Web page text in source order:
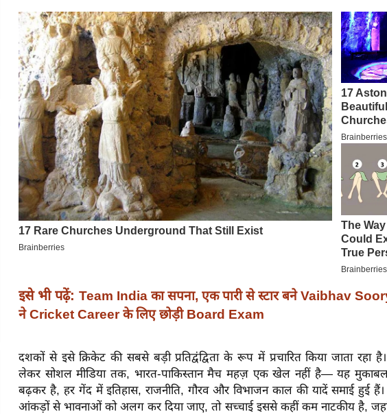
इसे भी पढ़ें: Team India का सपना, एक पारी से स्टार बने Vaibhav
ने Cricket Career के लिए छोड़ी Board Exam
दशकों से इसे क्रिकेट की सबसे बड़ी प्रतिद्वंद्विता के रूप में प्रचारित किया जाता रहा है।
लेकर सोशल मीडिया तक, भारत-पाकिस्तान मैच महज़ एक खेल नहीं है— यह
बढ़कर है, हर गेंद में इतिहास, राजनीति, गौरव और विभाजन काल की यादें समाई हुई
आंकड़ों से भावनाओं को अलग कर दिया जाए, तो सच्चाई इससे कहीं कम नाटकीय है,